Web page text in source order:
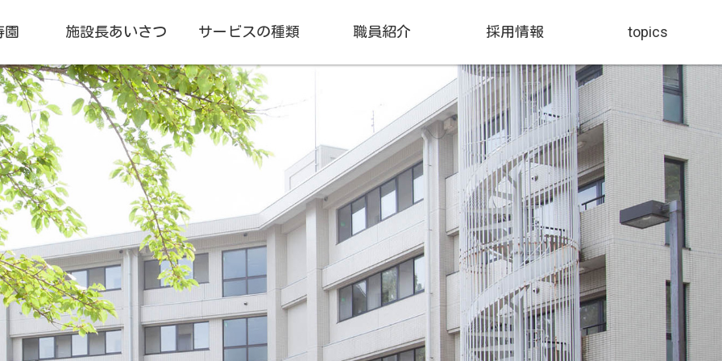
園 施設長あいさつ サービスの種類 職員紹介 採用情報 topics